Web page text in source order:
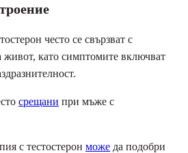
често се свързват с
живот, като симптомите включват
срещани при мъже с
с тестостерон може да подобри